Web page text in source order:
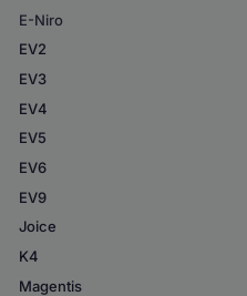
E-Niro
EV2
EV3
EV4
EV5
EV6
EV9
Joice
K4
Magentis